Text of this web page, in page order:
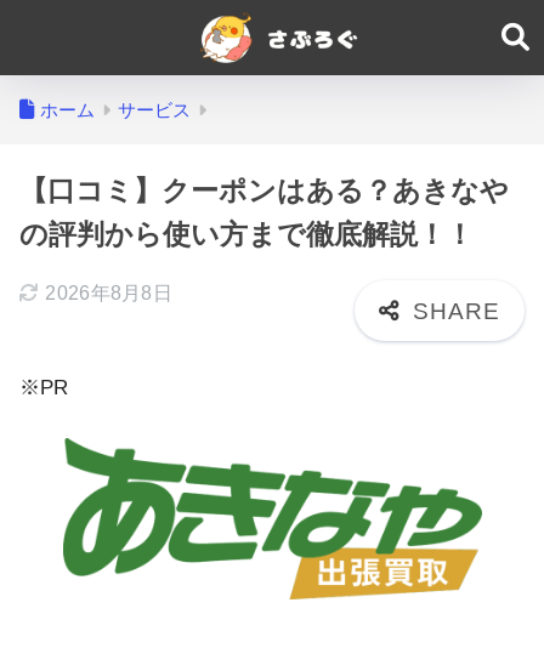
ホーム サービス
【口コミ】クーポンはある？あきなや
の評判から使い方まで徹底解説！！
2026年8月8日
※PR